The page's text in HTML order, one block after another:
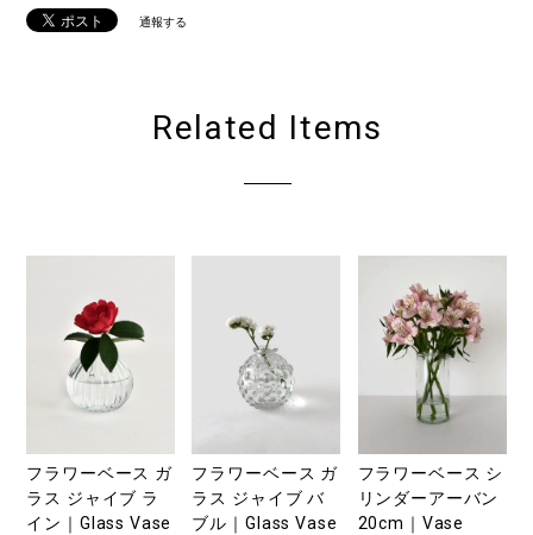
通報する
Related Items
フラワーベース ガ
ラス ジャイブ ラ
イン｜Glass Vase
フラワーベース ガ
ラス ジャイブ バ
ブル｜Glass Vase
フラワーベース シ
リンダーアーバン
20cm｜Vase